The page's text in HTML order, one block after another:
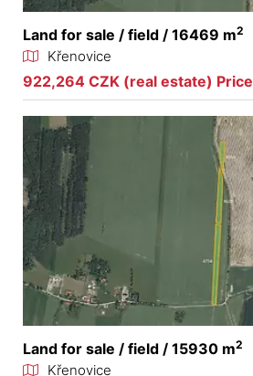
Land for sale / field / 16469 m2
Křenovice
922,264 CZK (real estate) Price
Land for sale / field / 15930 m2
Křenovice